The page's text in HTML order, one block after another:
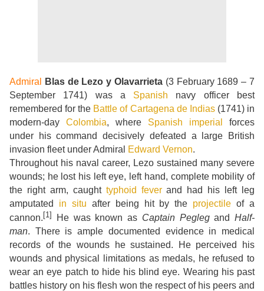
Admiral Blas de Lezo y Olavarrieta (3 February 1689 – 7
September 1741) was a Spanish navy officer best
remembered for the Battle of Cartagena de Indias(1741) in
modern-day Colombia, where Spanish imperial
forces
under his command decisively defeated a large British
invasion fleet under Admiral
Edward Vernon.
Throughout his naval career, Lezo sustained many severe
wounds; he lost his left eye, left hand, complete mobility of
the right arm, caught typhoid feverand had his left leg
amputated in situ after being hit by the projectile of a
cannon.[1] He was known as Captain Peglegand Half-
man. There is ample documented evidence in medical
records of the wounds he sustained. He perceived his
wounds and physical limitations as medals, he refused to
wear an eye patch to hide his blind eye. Wearing his past
battles history on his flesh won the respect of his peers and